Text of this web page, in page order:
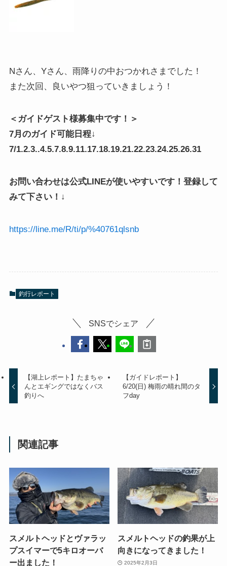
Nさん、Yさん、雨降りの中おつかれさまでした！
また次回、良いやつ狙っていきましょう！
＜ガイドゲスト様募集中です！＞
7月のガイド可能日程↓
7/1.2.3..4.5.7.8.9.11.17.18.19.21.22.23.24.25.26.31
お問い合わせは公式LINEが使いやすいです！登録して
みて下さい！↓
https://line.me/R/ti/p/%40761qlsnb
釣行レポート
SNSでシェア
【湖上レポート】たまちゃ
んとエギングではなくバス
釣りへ
【ガイドレポート】
6/20(日) 梅雨の晴れ間のタ
フday
関連記事
スメルトヘッドとヴァラッ
プスイマーで5キロオーバ
ー出ました！
スメルトヘッドの釣果が上
向きになってきました！
2025年2月3日